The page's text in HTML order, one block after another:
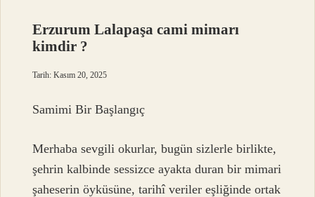
Erzurum Lalapaşa cami mimarı
kimdir ?
Tarih: Kasım 20, 2025
Samimi Bir Başlangıç
Merhaba sevgili okurlar, bugün sizlerle birlikte,
şehrin kalbinde sessizce ayakta duran bir mimari
şaheserin öyküsüne, tarihî veriler eşliğinde ortak